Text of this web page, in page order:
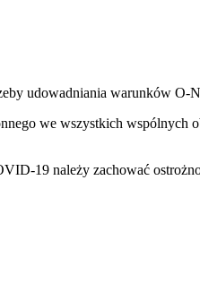
udowadniania warunków O-
we wszystkich wspólnych
19 należy zachować